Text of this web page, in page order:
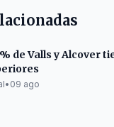
de Valls y Alcover
• 09 ago